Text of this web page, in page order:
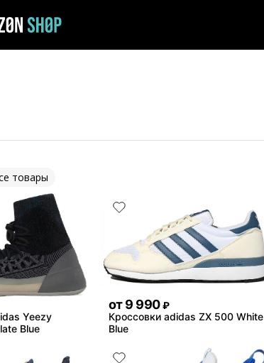
товары
Yeezy
Blue
от9 990 ₽
Кроссовки adidas ZX 500 White
Blue